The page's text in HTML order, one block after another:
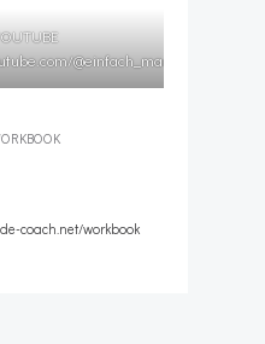
@einfach_manifestieren
coach.net/workbook